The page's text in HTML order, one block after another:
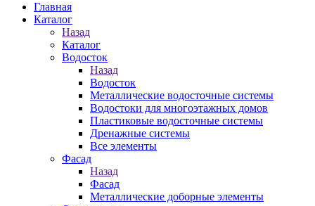
Главная
Каталог
Назад
Каталог
Водосток
Назад
Водосток
Металлические водосточные системы
Водостоки для многоэтажных домов
Пластиковые водосточные системы
Дренажные системы
Все элементы
Фасад
Назад
Фасад
Металлические доборные элементы